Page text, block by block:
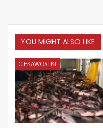
YOU MIGHT ALSO LIKE
CIEKAWOSTKI